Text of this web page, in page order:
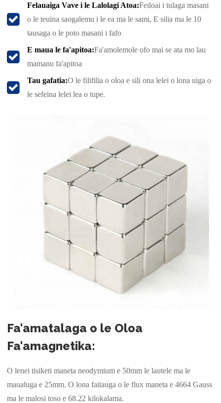
Felauaiga Vave i le Lalolagi Atoa:Feiloai i tulaga masani
o le teuina saogalemu i le ea ma le sami, E silia ma le 10
tausaga o le poto masani i fafo
E maua le fa'apitoa:Fa'amolemole ofo mai se ata mo lau
mamanu fa'apitoa
Tau gafatia:O le filifilia o oloa e sili ona lelei o lona uiga o
le sefeina lelei lea o tupe.
Fa'amatalaga o le Oloa
Fa'amagnetika:
O lenei tisiketi maneta neodymium e 50mm le lautele ma le
maualuga e 25mm. O lona faitauga o le flux maneta e 4664 Gauss
ma le malosi toso e 68.22 kilokalama.